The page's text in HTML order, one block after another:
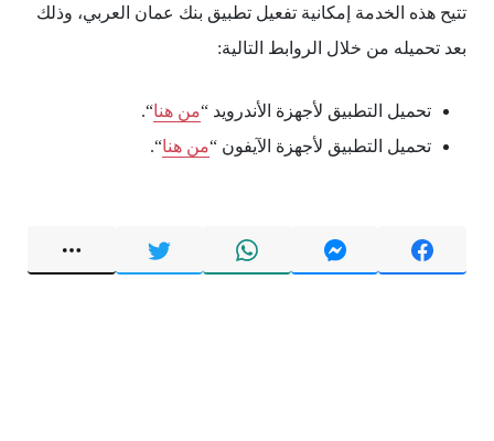
تتيح هذه الخدمة إمكانية تفعيل تطبيق بنك عمان العربي، وذلك
بعد تحميله من خلال الروابط التالية:
تحميل التطبيق لأجهزة الأندرويد “من هنا“.
تحميل التطبيق لأجهزة الآيفون “من هنا“.